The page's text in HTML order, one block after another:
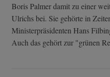
Boris Palmer damit zu einer
Ulrichs bei. Sie gehörte in
Ministerpräsidenten Hans
Auch das gehört zur "grünen